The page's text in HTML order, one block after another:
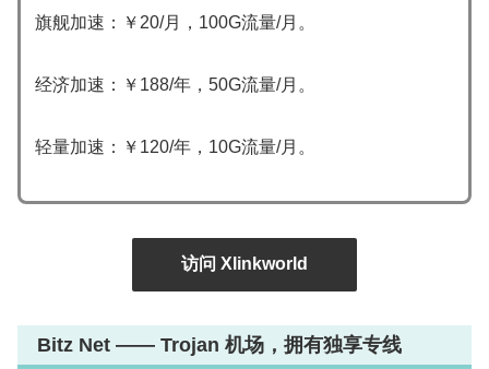
旗舰加速：￥20/月，100G流量/月。
经济加速：￥188/年，50G流量/月。
轻量加速：￥120/年，10G流量/月。
访问 Xlinkworld
Bitz Net —— Trojan 机场，拥有独享专线